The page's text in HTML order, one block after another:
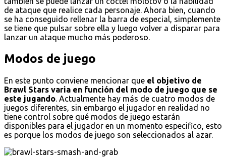
de ataque que realice cada personaje. Ahora bien, cuando
se ha conseguido rellenar la barra de especial, simplemente
se tiene que pulsar sobre ella y luego volver a disparar para
lanzar un ataque mucho más poderoso.
Modos de juego
En este punto conviene mencionar que el objetivo de
Brawl Stars varia en función del modo de juego que se
este jugando. Actualmente hay más de cuatro modos de
juegos diferentes, sin embargo el jugador en realidad no
tiene control sobre qué modos de juego estarán
disponibles para el jugador en un momento especifico, esto
es porque los modos de juego son seleccionados al azar.